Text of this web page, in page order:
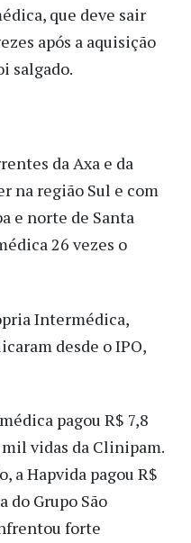
que deve sair
após a aquisição
salgado.
da Axa e da
na região Sul e com
e norte de Santa
26 vezes o
Intermédica,
desde o IPO,
pagou R$ 7,8
vidas da Clinipam.
a Hapvida pagou R$
do Grupo São
forte